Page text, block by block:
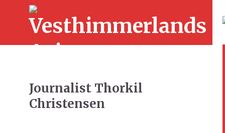
Journalist Thorkil
Christensen